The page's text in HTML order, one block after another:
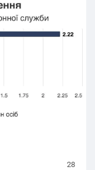
у розпалі: 3,17
Схоже, сезон
відкрито -
виїздами та
за пів
28